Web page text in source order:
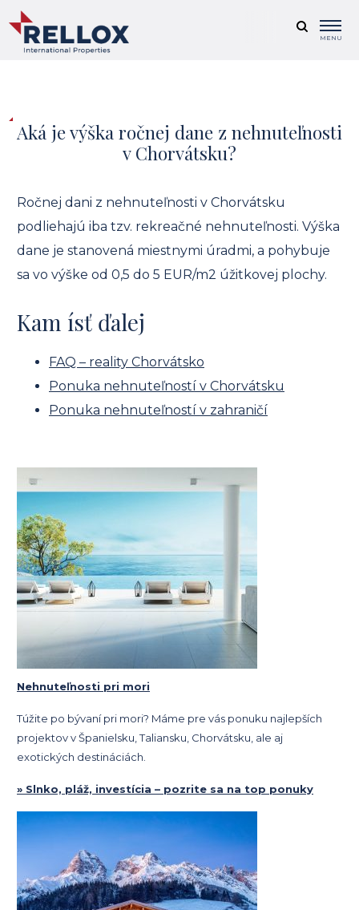
MENU
Aká je výška ročnej dane z nehnuteľnosti
v Chorvátsku?
Ročnej dani z nehnuteľnosti v Chorvátsku
podliehajú iba tzv. rekreačné nehnuteľnosti. Výška
dane je stanovená miestnymi úradmi, a pohybuje
sa vo výške od 0,5 do 5 EUR/m2 úžitkovej plochy.
Kam ísť ďalej
FAQ – reality Chorvátsko
Ponuka nehnuteľností v Chorvátsku
Ponuka nehnuteľností v zahraničí
Nehnuteľnosti pri mori
Túžite po bývaní pri mori? Máme pre vás ponuku najlepších
projektov v Španielsku, Taliansku, Chorvátsku, ale aj
exotických destináciách.
» Slnko, pláž, investícia – pozrite sa na top ponuky